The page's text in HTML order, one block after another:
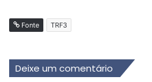
Fonte TRF3
Deixe um comentário